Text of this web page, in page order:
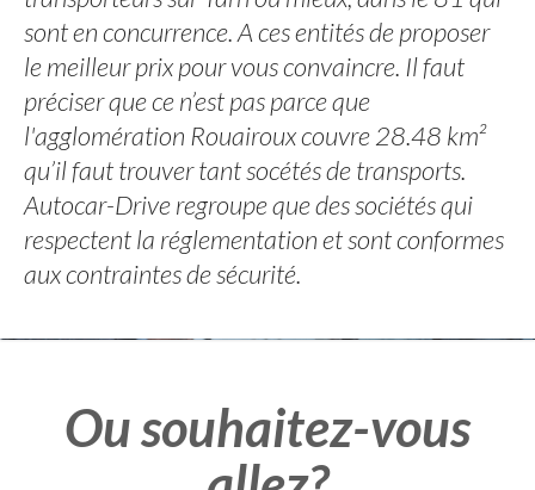
sont en concurrence. A ces entités de proposer
le meilleur prix pour vous convaincre. Il faut
préciser que ce n’est pas parce que
l'agglomération Rouairoux couvre 28.48 km²
qu’il faut trouver tant socétés de transports.
Autocar-Drive regroupe que des sociétés qui
respectent la réglementation et sont conformes
aux contraintes de sécurité.
Ou souhaitez-vous